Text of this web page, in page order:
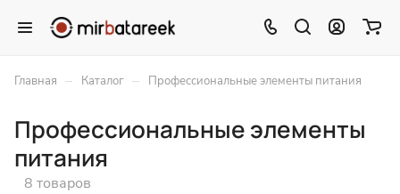
Главная – Каталог – Профессиональные элементы питания
Профессиональные элементы
питания
8 товаров